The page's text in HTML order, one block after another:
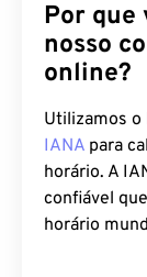
Por que
nosso
online?
Utilizamos o
IANA para
horário. A
confiável
horário